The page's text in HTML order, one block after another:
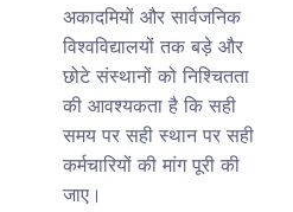
अकादमियों और सार्वजनिक
विश्वविद्यालयों तक बड़े और
छोटे संस्थानों को निश्चितता
की आवश्यकता है कि सही
समय पर सही स्थान पर सही
कर्मचारियों की मांग पूरी की
जाए।